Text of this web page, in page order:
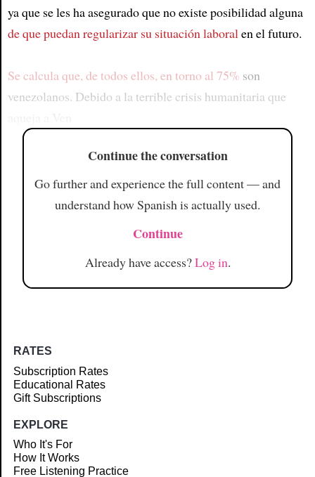
ya que se les ha asegurado que no existe posibilidad alguna
de que puedan regularizar su situación laboralen el futuro.
Se calcula que, de todos ellos, en torno al 75% son
venezolanos. Debido a la terrible crisis humanitaria que
Continue the conversation
Go further and experience the full content — and
understand how Spanish is actually used.
Continue
Already have access?Log in.
RATES
Subscription Rates
Educational Rates
Gift Subscriptions
EXPLORE
Who It's For
How It Works
Free Listening Practice